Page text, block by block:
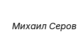
Михаил Серов